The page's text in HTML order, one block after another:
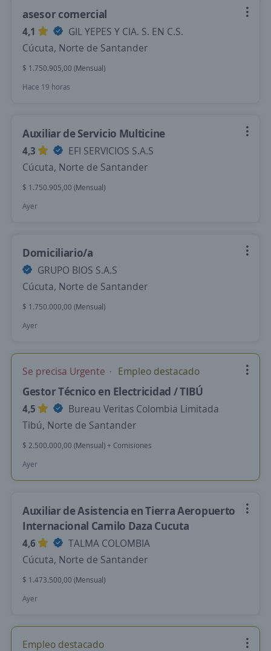
asesor comercial
4,1
GIL YEPES Y CIA. S. EN C.S.
Cúcuta, Norte de Santander
$ 1.750.905,00 (Mensual)
Hace 19 horas
Auxiliar de Servicio Multicine
4,3
EFI SERVICIOS S.A.S
Cúcuta, Norte de Santander
$ 1.750.905,00 (Mensual)
Ayer
Domiciliario/a
GRUPO BIOS S.A.S
Cúcuta, Norte de Santander
$ 1.750.000,00 (Mensual)
Ayer
Se precisa Urgente Empleo destacado
Gestor Técnico en Electricidad / TIBÚ
4,5
Bureau Veritas Colombia Limitada
Tibú, Norte de Santander
$ 2.500.000,00 (Mensual) + Comisiones
Ayer
Auxiliar de Asistencia en Tierra Aeropuerto
Internacional Camilo Daza Cucuta
4,6
TALMA COLOMBIA
Cúcuta, Norte de Santander
$ 1.473.500,00 (Mensual)
Ayer
Empleo destacado